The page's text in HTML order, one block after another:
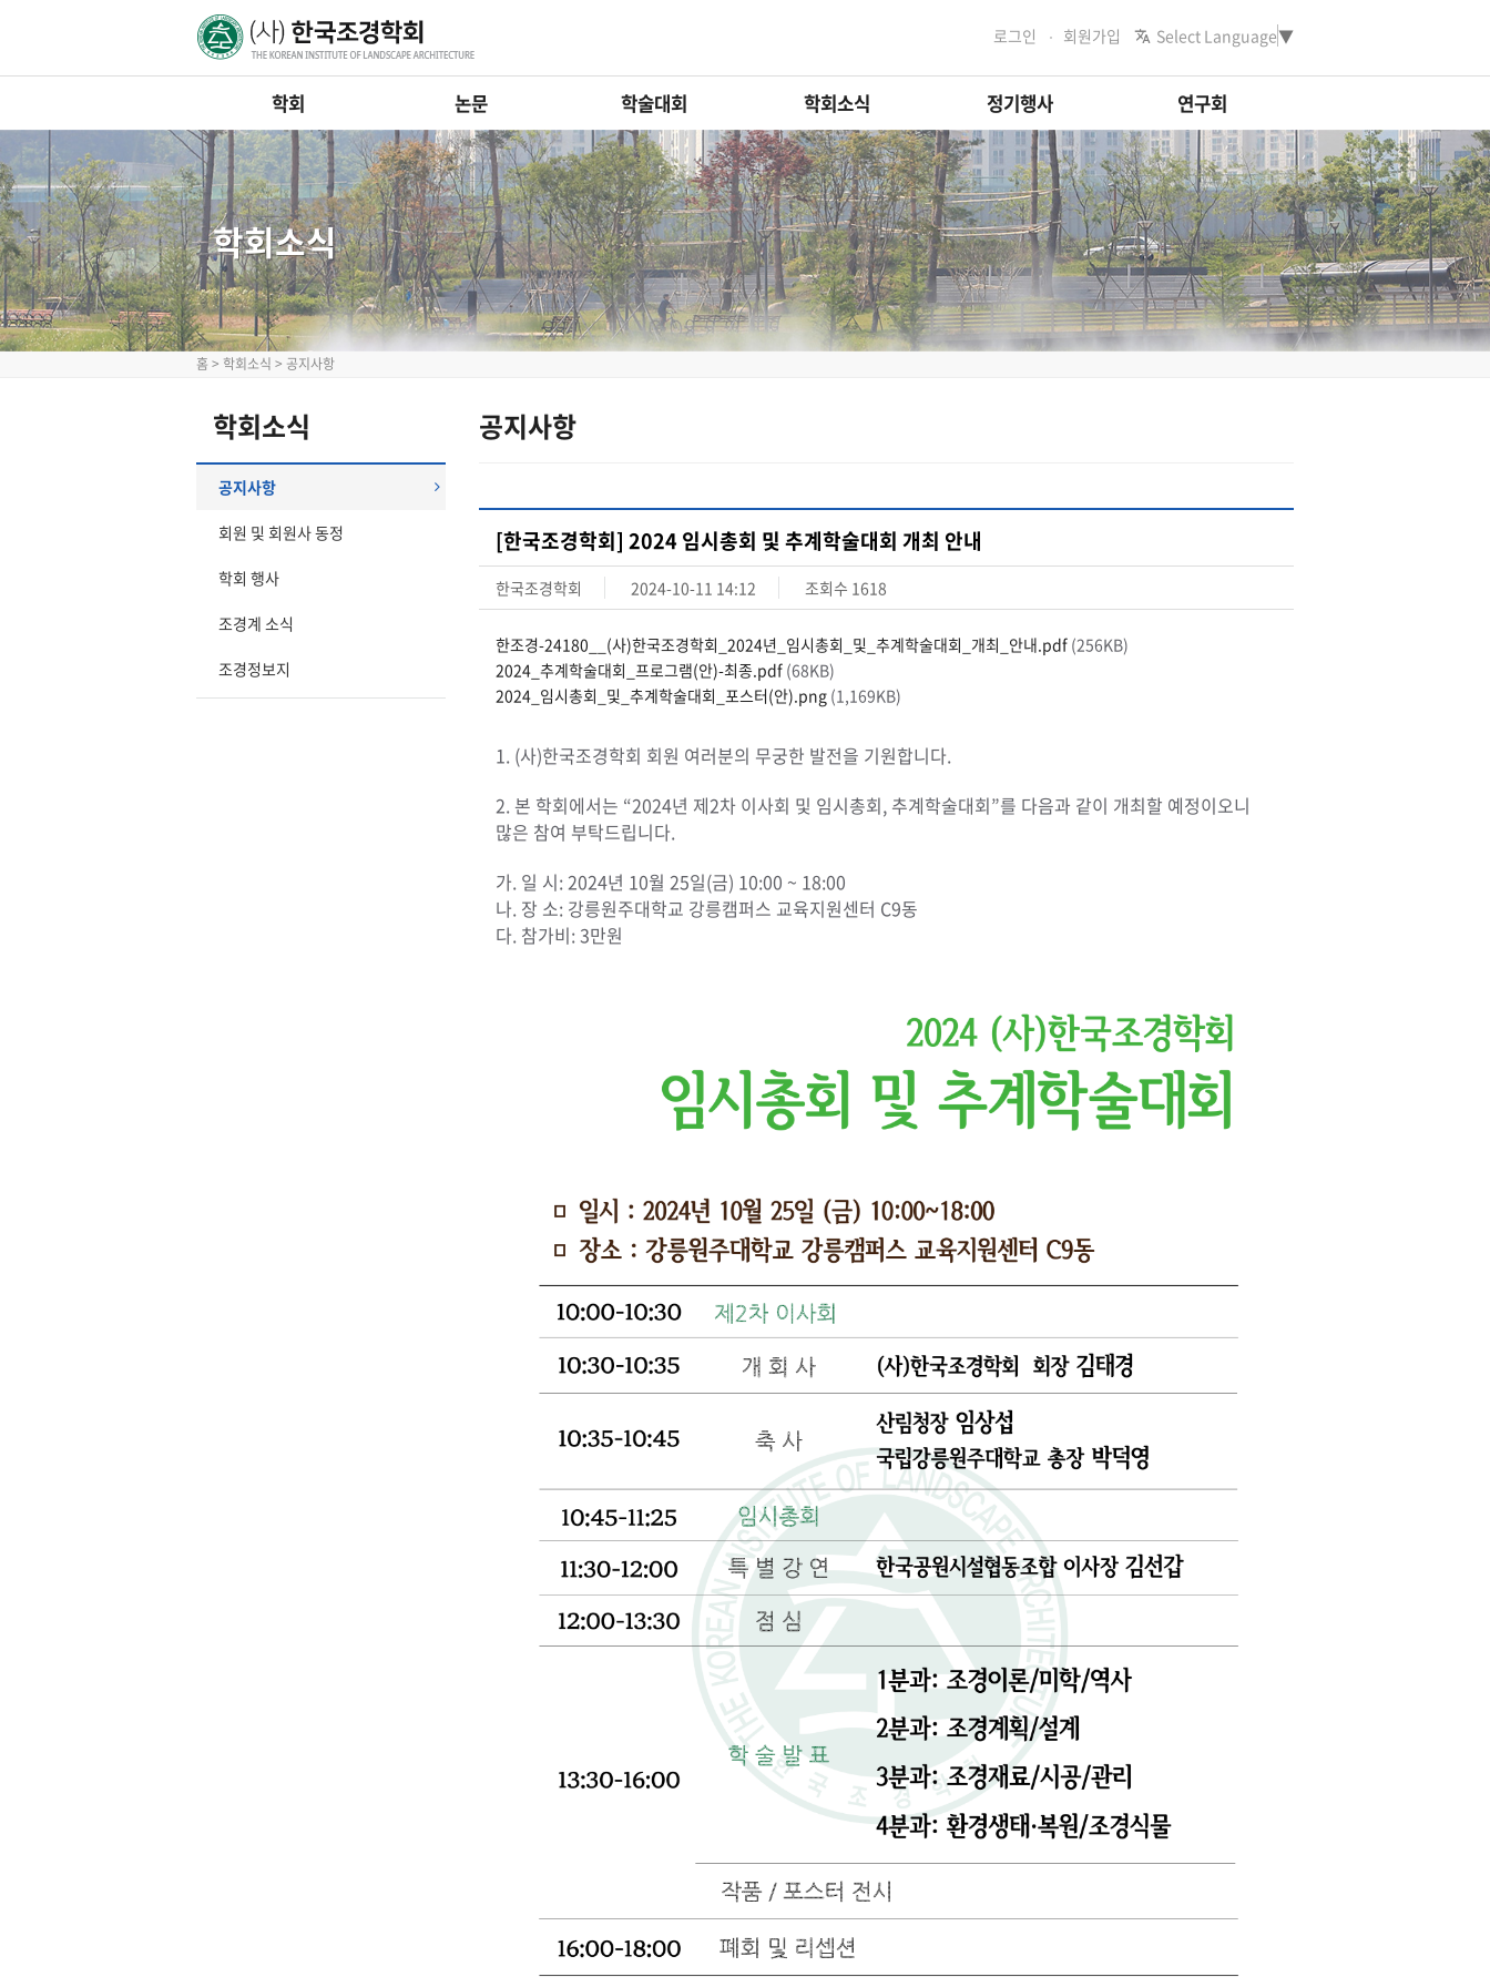
로그인 회원가입 Select Language▼
학회 논문 학술대회 학회소식 정기행사 연구회
학회소식
홈 > 학회소식 > 공지사항
학회소식
공지사항
회원 및 회원사 동정
학회 행사
조경계 소식
조경정보지
공지사항
[한국조경학회] 2024 임시총회 및 추계학술대회 개최 안내
한국조경학회 2024-10-11 14:12 조회수 1618
한조경-24180__(사)한국조경학회_2024년_임시총회_및_추계학술대회_개최_안내.pdf (256KB)
2024_추계학술대회_프로그램(안)-최종.pdf (68KB)
2024_임시총회_및_추계학술대회_포스터(안).png (1,169KB)
1. (사)한국조경학회 회원 여러분의 무궁한 발전을 기원합니다.
2. 본 학회에서는 “2024년 제2차 이사회 및 임시총회, 추계학술대회”를 다음과 같이 개최할 예정이오니
많은 참여 부탁드립니다.
가. 일 시: 2024년 10월 25일(금) 10:00 ~ 18:00
나. 장 소: 강릉원주대학교 강릉캠퍼스 교육지원센터 C9동
다. 참가비: 3만원